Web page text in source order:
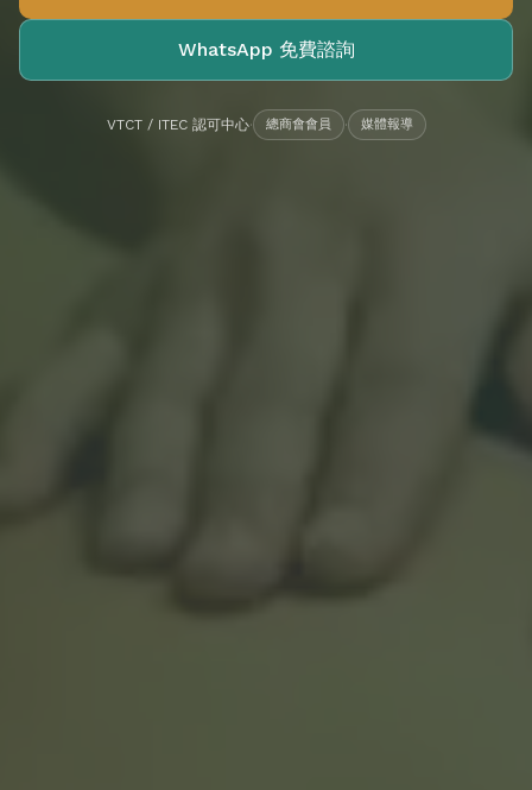
WhatsApp 免費諮詢
VTCT / ITEC 認可中心· 總商會會員 · 媒體報導